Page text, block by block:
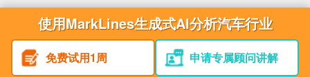
使用MarkLines生成式AI分析汽车行业
免费试用1周 申请专属顾问讲解